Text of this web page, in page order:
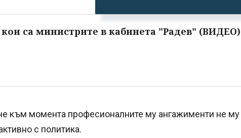
са министрите в кабинета "Радев" (ВИДЕО)
към момента професионалните му ангажименти не му
с политика.